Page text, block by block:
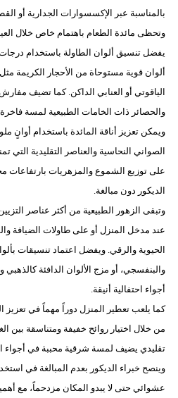
بالمناسبة عبر الإكسسوارات الجدارية أو
وتحظى مائدة الطعام باهتمام خاص خلال
يفضل تنسيق ألوان الطاولة باستخدام
ألوان قوية مستوحاة من الأحجار الكريمة
الياقوتي أو العنابي الداكن. كما تضيف
والحصائر ذات الخامات الطبيعية لمسة فاخرة
ويمكن تعزيز أناقة المائدة باستخدام أوانٍ
الصواني النحاسية والعناصر التقليدية التي
على توزيع الشموع والمزهريات
الديكور دون مبالغة.
وتبقى الزهور الطبيعية من أكثر عناصر
عند مدخل المنزل أو على طاولات الضيافة
الحيوية والرقي. ويفضل اعتماد تنسيقات
والبنفسجي، أو مزج الألوان الدافئة
أجواء احتفالية أنيقة.
كما يلعب تعطير المنزل دوراً مهماً في تعزيز
من خلال اختيار روائح خفيفة ومتناسقة بين
تقليدي يضيف لمسة شرقية محببة في أجواء
وينصح خبراء الديكور بعدم المبالغة في
عشوائي حتى لا يبدو المكان مزدحماً، مع